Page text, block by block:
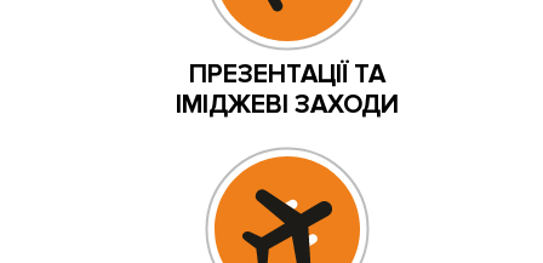
ПРЕЗЕНТАЦІЇ ТА
ІМІДЖЕВІ ЗАХОДИ